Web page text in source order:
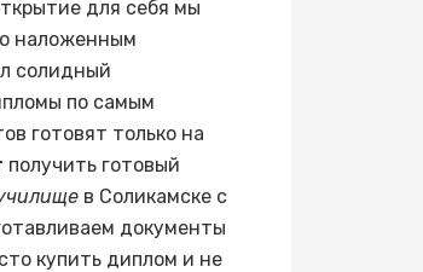
для себя мы
наложенным
солидный
по самым
готовят только на
получить готовый
в Соликамске с
документы
купить диплом и не